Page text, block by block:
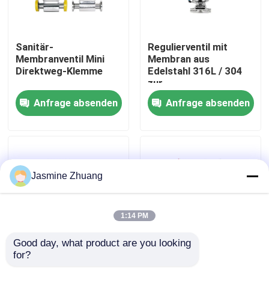
Über uns
Werksbesichtigung
KONTAKTIEREN SIE UNS
Angebot anfordern
Sanitär-
Membranventil Mini
Direktweg-Klemme
Anfrage absenden
Regulierventil mit
Membran aus
Edelstahl 316L / 304
zur
Durchflussregelung
Anfrage absenden
SS316L BPE
Jasmine Zhuang
1:14 PM
Good day, what product are you looking
for?